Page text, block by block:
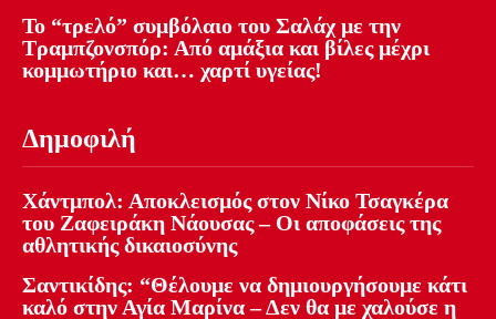
Το “τρελό” συμβόλαιο του Σαλάχ με την
Τραμπζονσπόρ: Από αμάξια και βίλες μέχρι
κομμωτήριο και… χαρτί υγείας!
Δημοφιλή
Χάντμπολ: Αποκλεισμός στον Νίκο Τσαγκέρα
του Ζαφειράκη Νάουσας – Οι αποφάσεις της
αθλητικής δικαιοσύνης
Σαντικίδης: “Θέλουμε να δημιουργήσουμε κάτι
καλό στην Αγία Μαρίνα – Δεν θα με χαλούσε η